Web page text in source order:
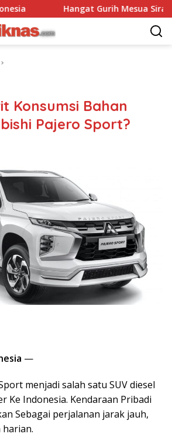
Hangat Gurih Mesua Siram
Konsumsi Bahan
Pajero Sport?
—
menjadi salah satu SUV diesel
Ke Indonesia. Kendaraan Pribadi
Sebagai perjalanan jarak jauh,